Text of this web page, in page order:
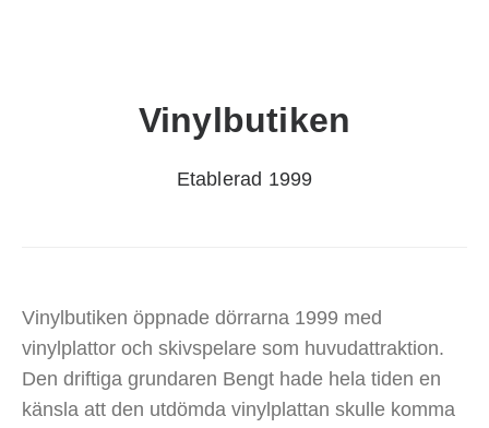
Vinylbutiken
Etablerad 1999
Vinylbutiken öppnade dörrarna 1999 med
vinylplattor och skivspelare som huvudattraktion.
Den driftiga grundaren Bengt hade hela tiden en
känsla att den utdömda vinylplattan skulle komma